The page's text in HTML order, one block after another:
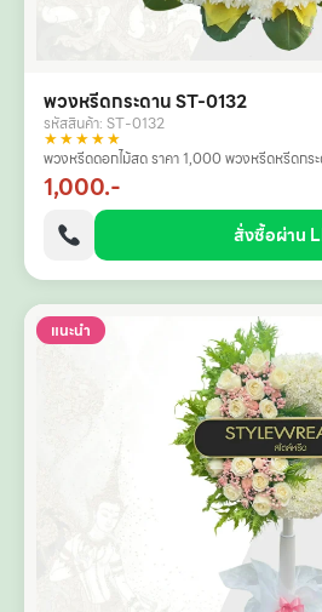
พวงหรีดกระดาน ST-0132
รหัสสินค้า: ST-0132
★★★★★
พวงหรีดดอกไม้สด ราคา 1,000 พวงหรีดหรีดกร
1,000.-
สั่งซื้อผ่าน
แนะนำ